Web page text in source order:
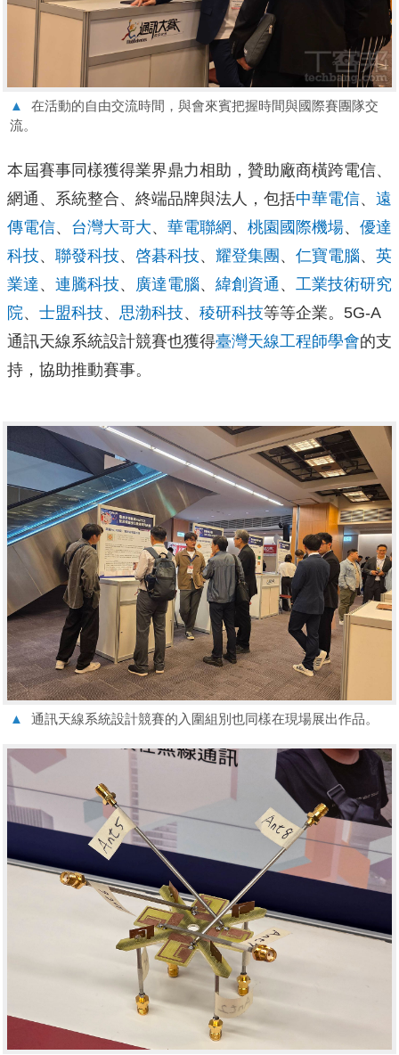
▲
在活動的自由交流時間，與會來賓把握時間與國際賽團隊交
流。
本屆賽事同樣獲得業界鼎力相助，贊助廠商橫跨電信、
網通、系統整合、終端品牌與法人，包括中華電信、 遠
傳電信、 台灣大哥大、 華電聯網、 桃園國際機場、 優達
科技、 聯發科技、 啓碁科技、 耀登集團 、 仁寶電腦、 英
業達、 連騰科技、 廣達電腦、 緯創資通 、 工業技術研究
院、 士盟科技、 思渤科技、 稜研科技等等企業。5G-A
通訊天線系統設計競賽也獲得臺灣天線工程師學會的支
持，協助推動賽事。
▲ 通訊天線系統設計競賽的入圍組別也同樣在現場展出作品。